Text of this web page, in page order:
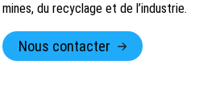
mines, du recyclage et de l’industrie.
Nous contacter